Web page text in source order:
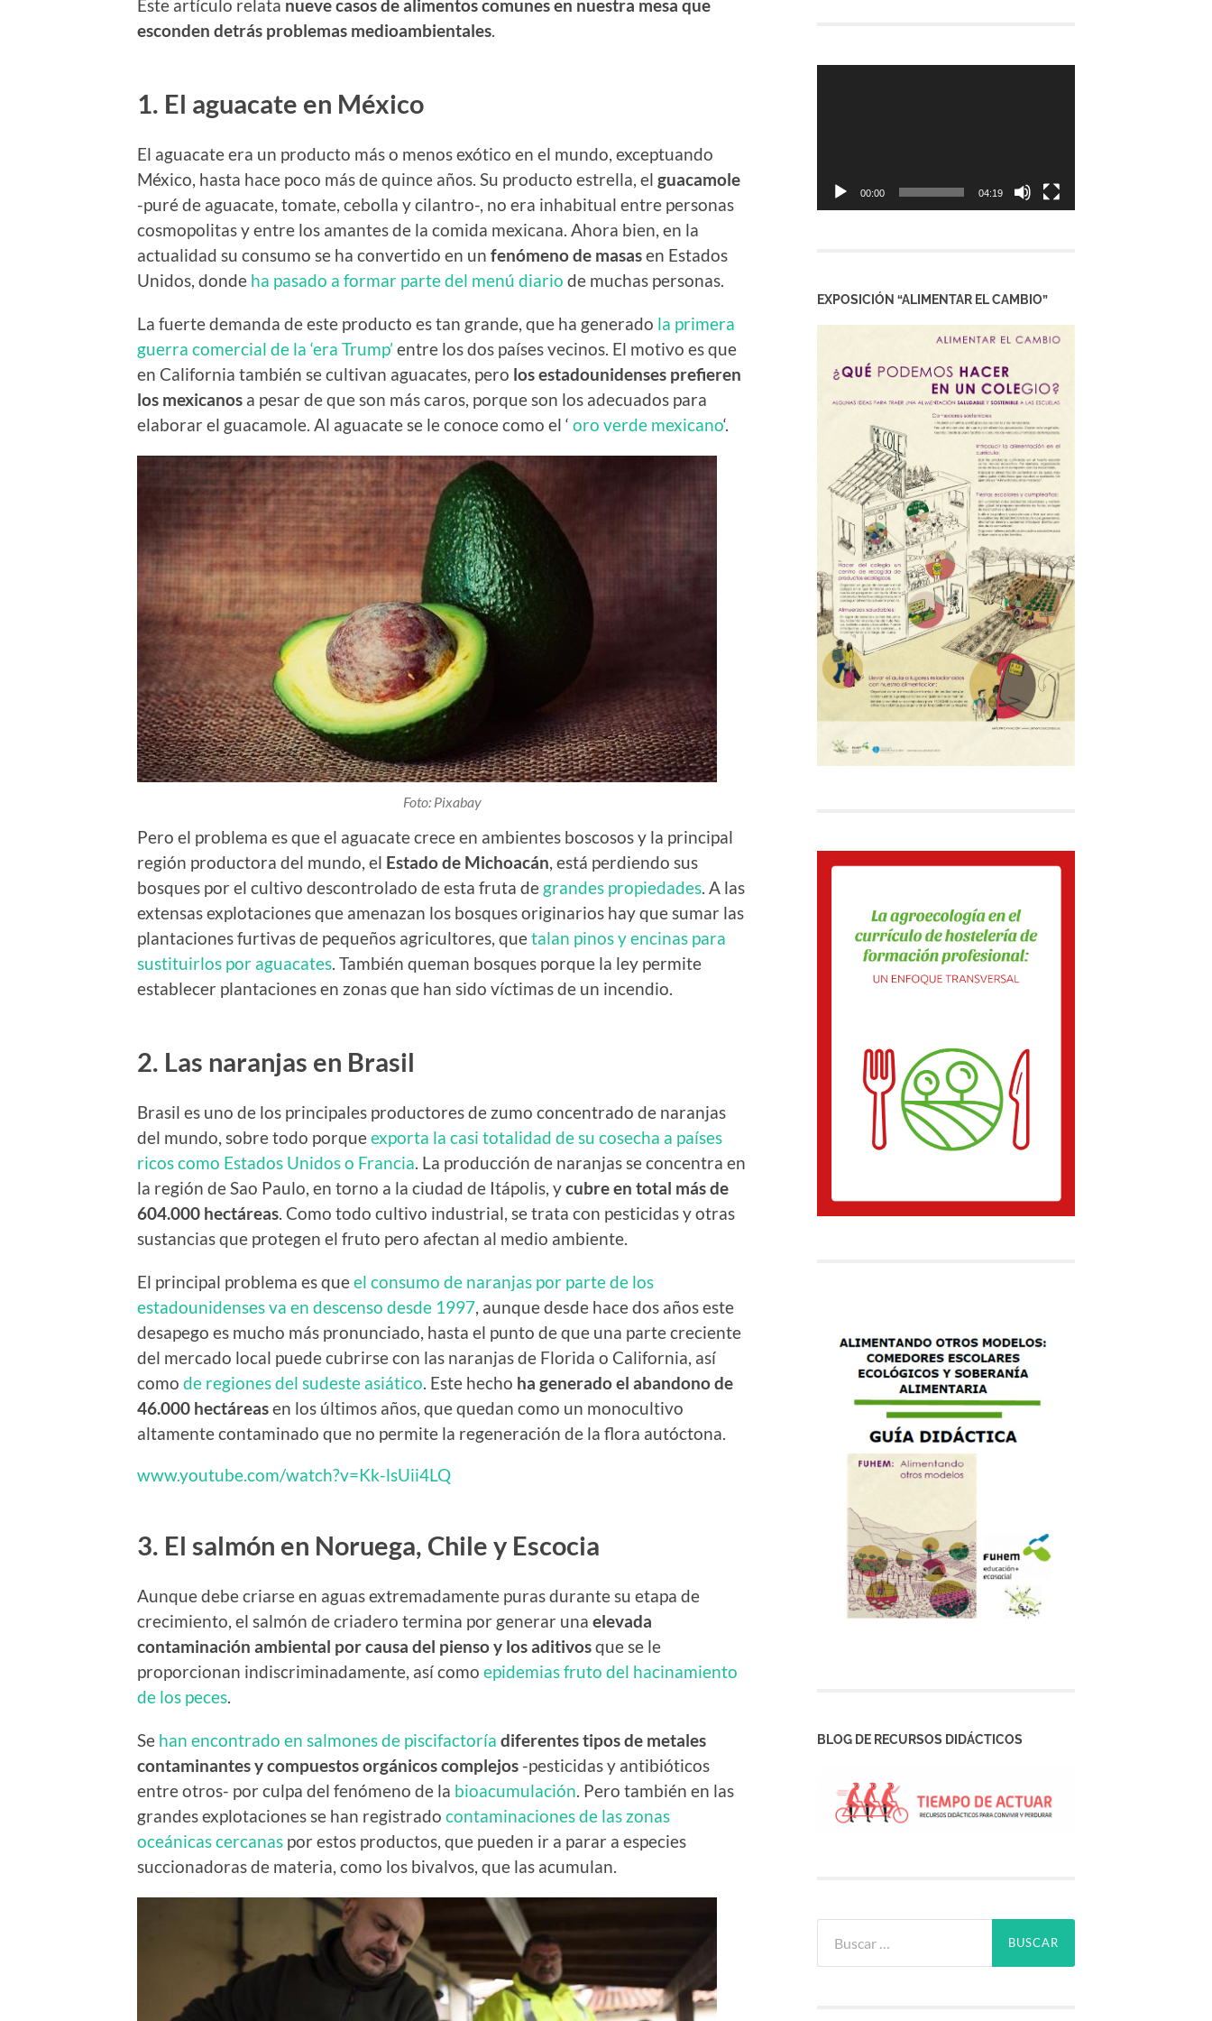
Este artículo relata nueve casos de alimentos comunes en nuestra mesa que
esconden detrás problemas medioambientales.
1. El aguacate en México
El aguacate era un producto más o menos exótico en el mundo, exceptuando
México, hasta hace poco más de quince años. Su producto estrella, el guacamole
-puré de aguacate, tomate, cebolla y cilantro-, no era inhabitual entre personas
cosmopolitas y entre los amantes de la comida mexicana. Ahora bien, en la
actualidad su consumo se ha convertido en un fenómeno de masasen Estados
Unidos, donde ha pasado a formar parte del menú diario de muchas personas.
La fuerte demanda de este producto es tan grande, que ha generado la primera
guerra comercial de la ‘era Trump’ entre los dos países vecinos. El motivo es que
en California también se cultivan aguacates, pero los estadounidenses prefieren
los mexicanos a pesar de que son más caros, porque son los adecuados para
elaborar el guacamole. Al aguacate se le conoce como el ‘ oro verde mexicano‘.
Foto: Pixabay
Pero el problema es que el aguacate crece en ambientes boscosos y la principal
región productora del mundo, el Estado de Michoacán, está perdiendo sus
bosques por el cultivo descontrolado de esta fruta de grandes propiedades. A las
extensas explotaciones que amenazan los bosques originarios hay que sumar las
plantaciones furtivas de pequeños agricultores, quetalan pinos y encinas para
sustituirlos por aguacates. También queman bosques porque la ley permite
establecer plantaciones en zonas que han sido víctimas de un incendio.
2. Las naranjas en Brasil
Brasil es uno de los principales productores de zumo concentrado de naranjas
del mundo, sobre todo porqueexporta la casi totalidad de su cosecha a países
ricos como Estados Unidos o Francia. La producción de naranjas se concentra en
la región de Sao Paulo, en torno a la ciudad de Itápolis, ycubre en total más de
604.000 hectáreas. Como todo cultivo industrial, se trata con pesticidas y otras
sustancias que protegen el fruto pero afectan al medio ambiente.
El principal problema es queel consumo de naranjas por parte de los
estadounidenses va en descenso desde 1997, aunque desde hace dos años este
desapego es mucho más pronunciado, hasta el punto de que una parte creciente
del mercado local puede cubrirse con las naranjas de Florida o California, así
como de regiones del sudeste asiático. Este hecho ha generado el abandono de
46.000 hectáreasen los últimos años, que quedan como un monocultivo
altamente contaminado que no permite la regeneración de la flora autóctona.
www.youtube.com/watch?v=Kk-lsUii4LQ
3. El salmón en Noruega, Chile y Escocia
Aunque debe criarse en aguas extremadamente puras durante su etapa de
crecimiento, el salmón de criadero termina por generar una elevada
contaminación ambiental por causa del pienso y los aditivosque se le
proporcionan indiscriminadamente, así como epidemias fruto del hacinamiento
de los peces.
Se han encontrado en salmones de piscifactoría diferentes tipos de metales
contaminantes y compuestos orgánicos complejos -pesticidas y antibióticos
entre otros- por culpa del fenómeno de la bioacumulación. Pero también en las
grandes explotaciones se han registrado contaminaciones de las zonas
oceánicas cercanas por estos productos, que pueden ir a parar a especies
succionadoras de materia, como los bivalvos, que las acumulan.
00:00 04:19
EXPOSICIÓN “ALIMENTAR EL CAMBIO”
BLOG DE RECURSOS DIDÁCTICOS